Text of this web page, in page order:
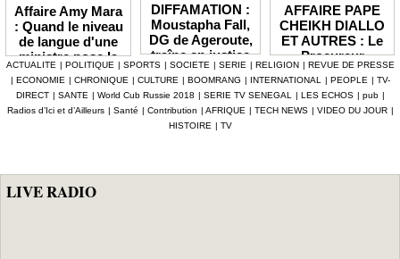
Affaire Amy Mara
: Quand le niveau
de langue d'une
ministre pose la
question de la
compétence et de
la crédibilité de
l'État
DIFFAMATION :
Moustapha Fall,
DG de Ageroute,
traîne en justice
l’ex DRH Cheikh
Amet Tidiane
Thiam
AFFAIRE PAPE
CHEIKH DIALLO
ET AUTRES : Le
Procureur
interjette appel et
maintient en
prison ceux qui
ont été placés
ACTUALITE POLITIQUE SPORTS SOCIETE SERIE RELIGION
REVUE DE PRESSE
ECONOMIE CHRONIQUE CULTURE BOOMRANG INTERNATIONAL PEOPLE
TV-
DIRECT
SANTE World Cub Russie 2018 SERIE TV SENEGAL LES ECHOS pub
Radios d’Ici et d’Ailleurs
Santé Contribution AFRIQUE TECH NEWS VIDEO DU JOUR
HISTOIRE
TV
LIVE RADIO